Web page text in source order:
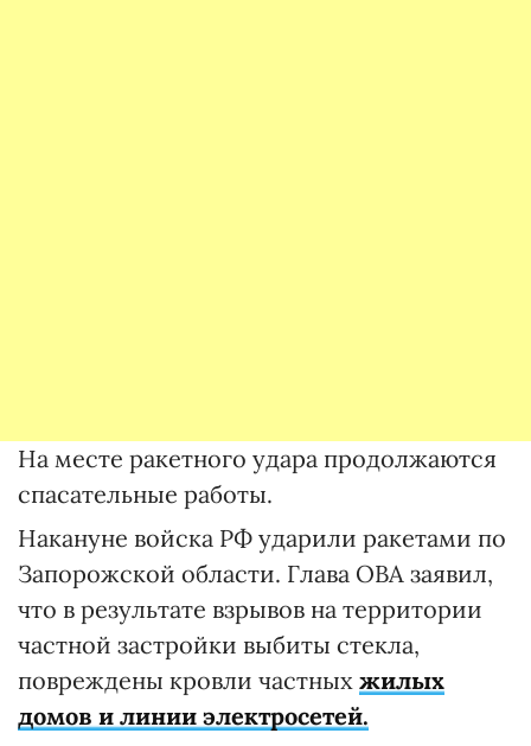
На месте ракетного удара продолжаются
спасательные работы.
Накануне войска РФ ударили ракетами по
Запорожской области. Глава ОВА заявил,
что в результате взрывов на территории
частной застройки выбиты стекла,
повреждены кровли частных жилых
домов и линии электросетей.